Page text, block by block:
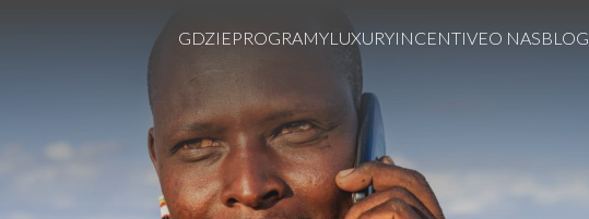
GDZIEPROGRAMYLUXURYINCENTIVEO NASBLOG